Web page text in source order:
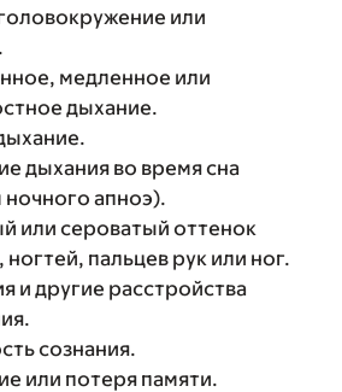
или
медленное или
дыхание.
дыхания во время сна
апноэ).
или сероватый оттенок
ногтей, пальцев рук или ног.
и другие расстройства
сознания.
или потеря памяти.